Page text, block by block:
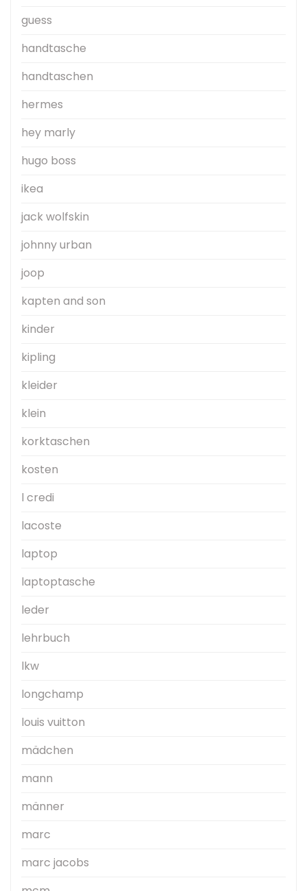
guess
handtasche
handtaschen
hermes
hey marly
hugo boss
ikea
jack wolfskin
johnny urban
joop
kapten and son
kinder
kipling
kleider
klein
korktaschen
kosten
l credi
lacoste
laptop
laptoptasche
leder
lehrbuch
lkw
longchamp
louis vuitton
mädchen
mann
männer
marc
marc jacobs